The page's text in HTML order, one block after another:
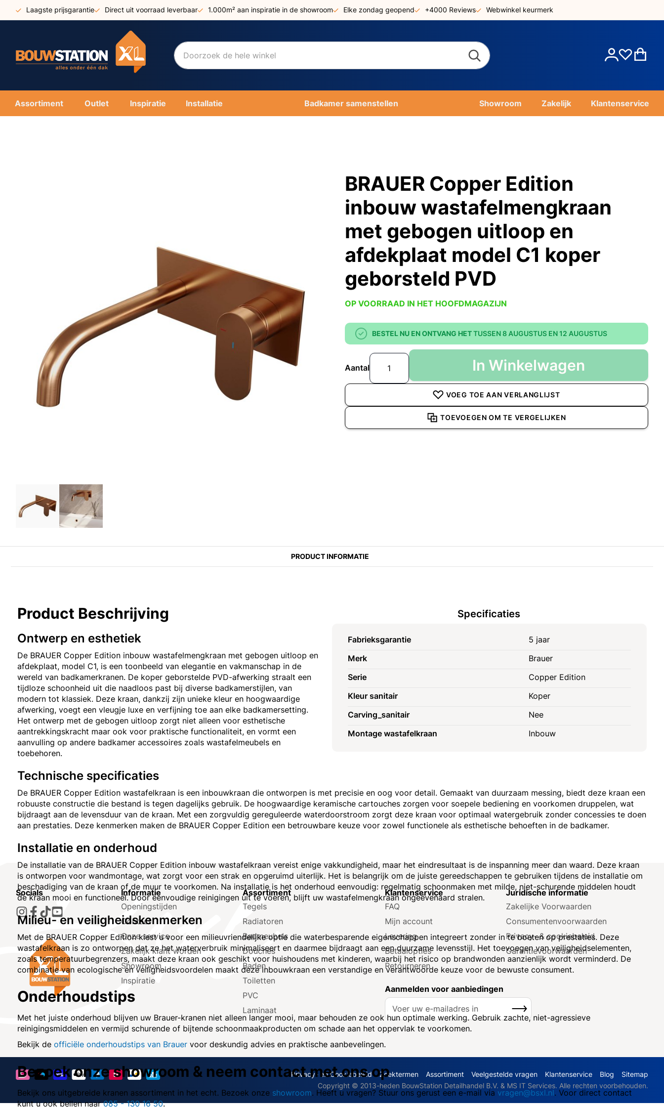
Ga
naar
Laagste prijsgarantie Direct uit voorraad leverbaar 1.000m² aan inspiratie in de showroom Elke zondag geopend +4000 Reviews Webwinkel keurmerk
Account
Assortiment Outlet Inspiratie Installatie Badkamer samenstellen Showroom Zakelijk Klantenservice
BRAUER Copper Edition
inbouw wastafelmengkraan
met gebogen uitloop en
afdekplaat model C1 koper
geborsteld PVD
OP VOORRAAD IN HET HOOFDMAGAZIJN
BESTEL NU EN ONTVANG HETTUSSEN 8 AUGUSTUS EN 12 AUGUSTUS
Aantal In Winkelwagen
VOEG TOE AAN VERLANGLIJST
TOEVOEGEN OM TE VERGELIJKEN
PRODUCT INFORMATIE
Specificaties
Fabrieksgarantie
5 jaar
Merk
Brauer
Serie
Copper Edition
Kleur sanitair
Koper
Carving_sanitair
Nee
Montage wastafelkraan
Inbouw
Product Beschrijving
Ontwerp en esthetiek
De BRAUER Copper Edition inbouw wastafelmengkraan met gebogen uitloop en
afdekplaat, model C1, is een toonbeeld van elegantie en vakmanschap in de
wereld van badkamerkranen. De koper geborstelde PVD-afwerking straalt een
tijdloze schoonheid uit die naadloos past bij diverse badkamerstijlen, van
modern tot klassiek. Deze kraan, dankzij zijn unieke kleur en hoogwaardige
afwerking, voegt een vleugje luxe en verfijning toe aan elke badkamersetting.
Het ontwerp met de gebogen uitloop zorgt niet alleen voor esthetische
aantrekkingskracht maar ook voor praktische functionaliteit, en vormt een
aanvulling op andere badkamer accessoires zoals wastafelmeubels en
toebehoren.
Technische specificaties
De BRAUER Copper Edition wastafelkraan is een inbouwkraan die ontworpen is met precisie en oog voor detail. Gemaakt van duurzaam messing, biedt deze kraan een
robuuste constructie die bestand is tegen dagelijks gebruik. De hoogwaardige keramische cartouches zorgen voor soepele bediening en voorkomen druppelen, wat
bijdraagt aan de levensduur van de kraan. Met een zorgvuldig gereguleerde waterdoorstroom zorgt deze kraan voor optimaal watergebruik zonder concessies te doen
aan prestaties. Deze kenmerken maken de BRAUER Copper Edition een betrouwbare keuze voor zowel functionele als esthetische behoeften in de badkamer.
Installatie en onderhoud
De installatie van de BRAUER Copper Edition inbouw wastafelkraan vereist enige vakkundigheid, maar het eindresultaat is de inspanning meer dan waard. Deze kraan
is ontworpen voor wandmontage, wat zorgt voor een strak en opgeruimd uiterlijk. Het is belangrijk om de juiste gereedschappen te gebruiken tijdens de installatie om
beschadiging van de kraan of de muur te voorkomen. Na installatie is het onderhoud eenvoudig: regelmatig schoonmaken met milde, niet-schurende middelen houdt
de kraan mooi en functioneel. Door eenvoudige reinigingen uit te voeren, blijft uw wastafelmengkraan ongeëvenaard stralen.
Milieu- en veiligheidskenmerken
Met de BRAUER Copper Edition kiest u voor een milieuvriendelijke optie die waterbesparende eigenschappen integreert zonder in te boeten op prestaties. Deze
wastafelkraan is zo ontworpen dat ze het waterverbruik minimaliseert en daarmee bijdraagt aan een duurzame levensstijl. Het toevoegen van veiligheidselementen,
zoals temperatuurbegrenzers, maakt deze kraan ook geschikt voor huishoudens met kinderen, waarbij het risico op brandwonden aanzienlijk wordt verminderd. De
combinatie van ecologische en veiligheidsvoordelen maakt deze inbouwkraan een verstandige en verantwoorde keuze voor de bewuste consument.
Onderhoudstips
Met het juiste onderhoud blijven uw Brauer-kranen niet alleen langer mooi, maar behouden ze ook hun optimale werking. Gebruik zachte, niet-agressieve
reinigingsmiddelen en vermijd schurende of bijtende schoonmaakproducten om schade aan het oppervlak te voorkomen.
Bekijk de officiële onderhoudstips van Brauer voor deskundig advies en praktische aanbevelingen.
Bezoek onze showroom & neem contact met ons op
Bekijk ons uitgebreide kranen assortiment in het echt. Bezoek onze showroom. Heeft u vragen? Stuur ons gerust een e-mail via vragen@bsxl.nl. Voor direct contact
kunt u ook bellen naar085 - 130 16 50.
Socials
Informatie
Openingstijden
Contact
Onze service
Zakelijk klant worden
Showroom
Inspiratie
Assortiment
Tegels
Radiatoren
Badmeubels
Douches
Baden
Toiletten
PVC
Laminaat
Klantenservice
FAQ
Mijn account
Levering
Betaalopties
Retourneren
Juridische informatie
Zakelijke Voorwaarden
Consumenten­voorwaarden
Privacy- & cookiebeleid
Garantie­voorwaarden
Aanmelden voor aanbiedingen
A
b
n
n
e
e
r
u
Inschrijven
Privacy- en Cookiebeleid Zoektermen Assortiment Veelgestelde vragen Klantenservice Blog
Sitemap
Copyright © 2013-heden BouwStation Detailhandel B.V. & MS IT Services. Alle rechten voorbehouden.